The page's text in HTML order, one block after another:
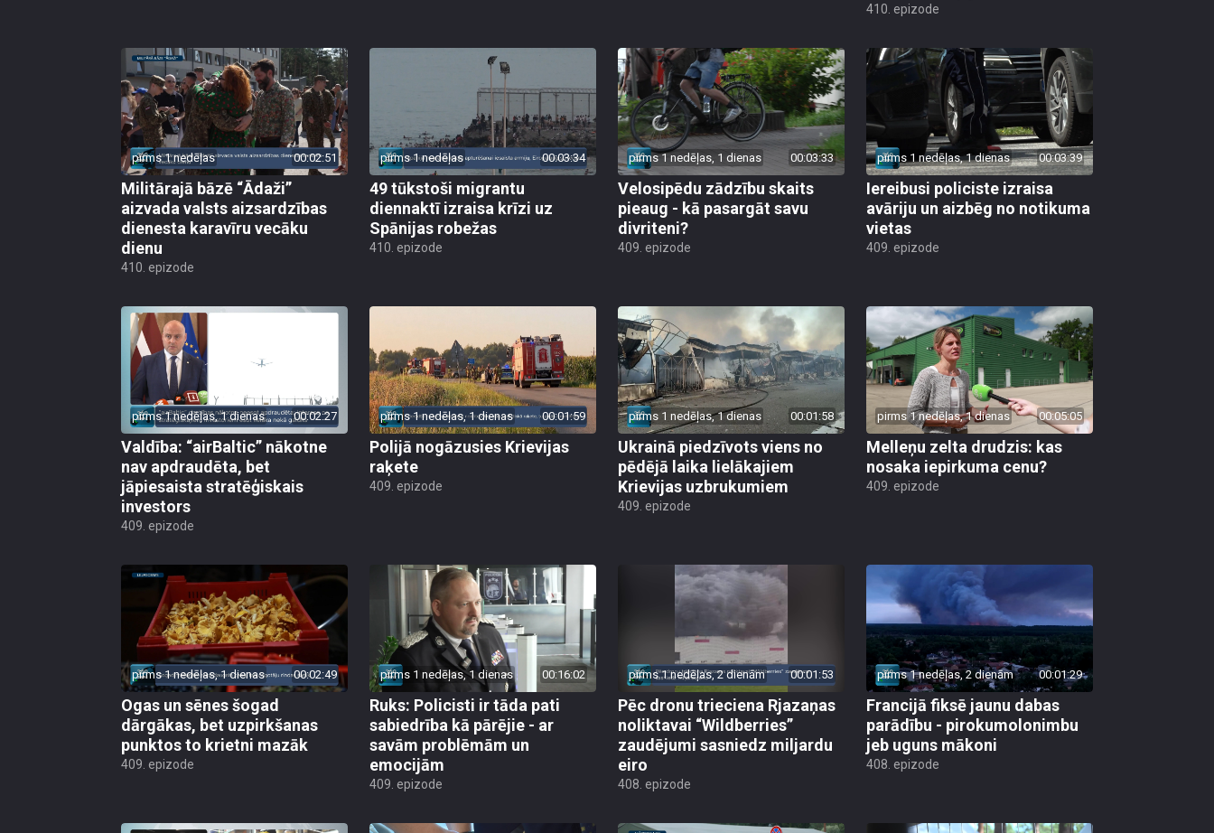
410. epizode
pirms 1 nedēļas 00:02:51
Militārajā bāzē “Ādaži”
aizvada valsts aizsardzības
dienesta karavīru vecāku
dienu
410. epizode
pirms 1 nedēļas 00:03:34
49 tūkstoši migrantu
diennaktī izraisa krīzi uz
Spānijas robežas
410. epizode
pirms 1 nedēļas, 1 dienas 00:03:33
Velosipēdu zādzību skaits
pieaug - kā pasargāt savu
divriteni?
409. epizode
pirms 1 nedēļas, 1 dienas 00:03:39
Iereibusi policiste izraisa
avāriju un aizbēg no notikuma
vietas
409. epizode
pirms 1 nedēļas, 1 dienas 00:02:27
Valdība: “airBaltic” nākotne
nav apdraudēta, bet
jāpiesaista stratēģiskais
investors
409. epizode
pirms 1 nedēļas, 1 dienas 00:01:59
Polijā nogāzusies Krievijas
raķete
409. epizode
pirms 1 nedēļas, 1 dienas 00:01:58
Ukrainā piedzīvots viens no
pēdējā laika lielākajiem
Krievijas uzbrukumiem
409. epizode
pirms 1 nedēļas, 1 dienas 00:05:05
Melleņu zelta drudzis: kas
nosaka iepirkuma cenu?
409. epizode
pirms 1 nedēļas, 1 dienas 00:02:49
Ogas un sēnes šogad
dārgākas, bet uzpirkšanas
punktos to krietni mazāk
409. epizode
pirms 1 nedēļas, 1 dienas 00:16:02
Ruks: Policisti ir tāda pati
sabiedrība kā pārējie - ar
savām problēmām un
emocijām
409. epizode
pirms 1 nedēļas, 2 dienām 00:01:53
Pēc dronu trieciena Rjazaņas
noliktavai “Wildberries”
zaudējumi sasniedz miljardu
eiro
408. epizode
pirms 1 nedēļas, 2 dienām 00:01:29
Francijā fiksē jaunu dabas
parādību - pirokumolonimbu
jeb uguns mākoni
408. epizode